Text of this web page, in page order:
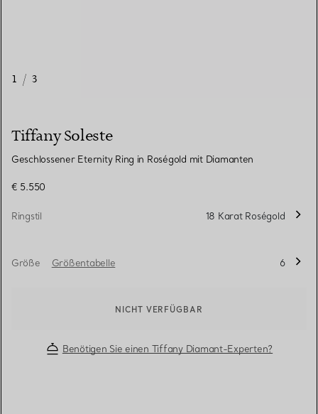
1 / 3
Tiffany Soleste
Geschlossener Eternity Ring in Roségold mit Diamanten
€ 5.550
Ringstil 18 Karat Roségold
Größe Größentabelle 6
NICHT VERFÜGBAR
Benötigen Sie einen Tiffany Diamant-Experten?